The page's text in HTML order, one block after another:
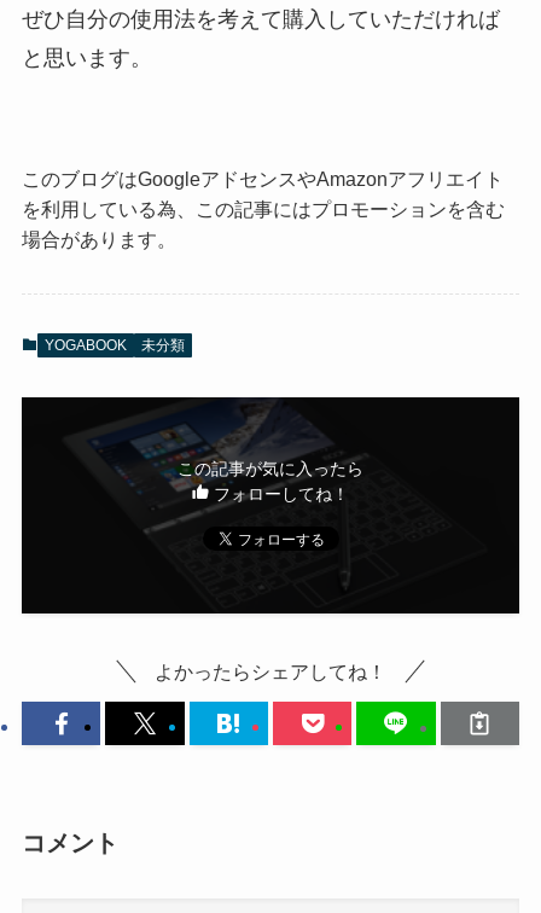
ぜひ自分の使用法を考えて購入していただければ
と思います。
このブログはGoogleアドセンスやAmazonアフリエイト
を利用している為、この記事にはプロモーションを含む
場合があります。
YOGABOOK 未分類
この記事が気に入ったら
フォローしてね！
よかったらシェアしてね！
コメント